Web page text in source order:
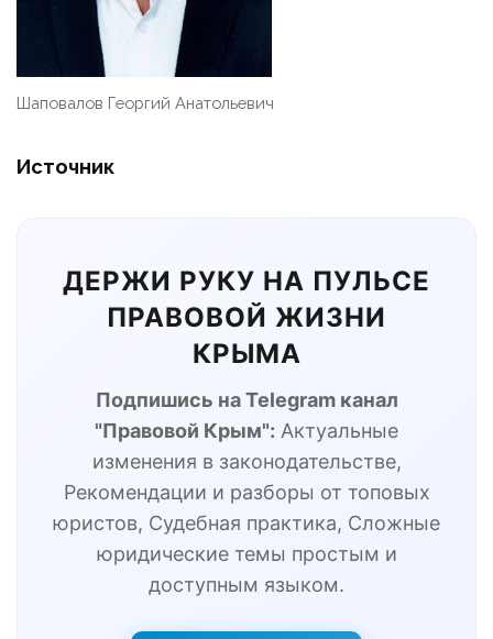
Шаповалов Георгий Анатольевич
Источник
ДЕРЖИ РУКУ НА ПУЛЬСЕ
ПРАВОВОЙ ЖИЗНИ
КРЫМА
Подпишись на Telegram канал
"Правовой Крым": Актуальные
изменения в законодательстве,
Рекомендации и разборы от топовых
юристов, Судебная практика, Сложные
юридические темы простым и
доступным языком.